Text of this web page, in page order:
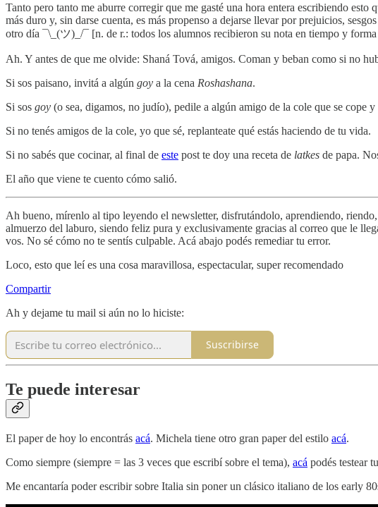
Tanto pero tanto me aburre corregir que me gasté una hora entera escribiendo
más duro y, sin darse cuenta, es más propenso a dejarse llevar por prejuicios,
otro día ¯\_(ツ)_/¯ [n. de r.: todos los alumnos recibieron su nota en tiempo y
Ah. Y antes de que me olvide: Shaná Tová, amigos. Coman y beban como si no
Si sos paisano, invitá a algún goy a la cena Roshashana.
Si sos goy (o sea, digamos, no judío), pedile a algún amigo de la cole que se cope
Si no tenés amigos de la cole, yo que sé, replanteate qué estás haciendo de tu vida.
Si no sabés que cocinar, al final de este post te doy una receta de latkes de papa.
El año que viene te cuento cómo salió.
Ah bueno, mírenlo al tipo leyendo el newsletter, disfrutándolo, aprendiendo,
almuerzo del laburo, siendo feliz pura y exclusivamente gracias al correo que le
vos. No sé cómo no te sentís culpable. Acá abajo podés remediar tu error.
Loco, esto que leí es una cosa maravillosa, espectacular, super recomendado
Compartir
Ah y dejame tu mail si aún no lo hiciste:
Suscribirse
Te puede interesar
El paper de hoy lo encontrás acá. Michela tiene otro gran paper del estilo acá.
Como siempre (siempre = las 3 veces que escribí sobre el tema), acá podés testear
Me encantaría poder escribir sobre Italia sin poner un clásico italiano de los early